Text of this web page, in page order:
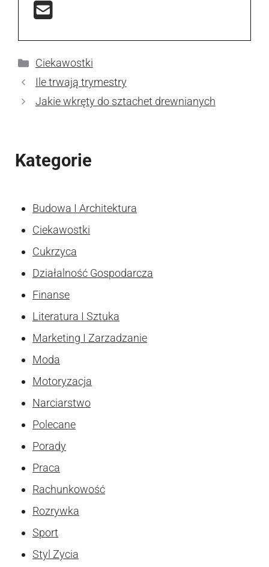
Kategorie
Ciekawostki
Ile trwają trymestry
Jakie wkręty do sztachet drewnianych
Kategorie
Budowa I Architektura
Ciekawostki
Cukrzyca
Działalność Gospodarcza
Finanse
Literatura I Sztuka
Marketing I Zarzadzanie
Moda
Motoryzacja
Narciarstwo
Polecane
Porady
Praca
Rachunkowość
Rozrywka
Sport
Styl Zycia